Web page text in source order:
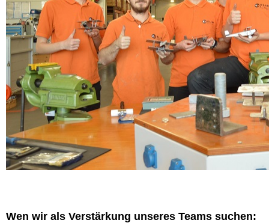
Wen wir als Verstärkung unseres Teams suchen: